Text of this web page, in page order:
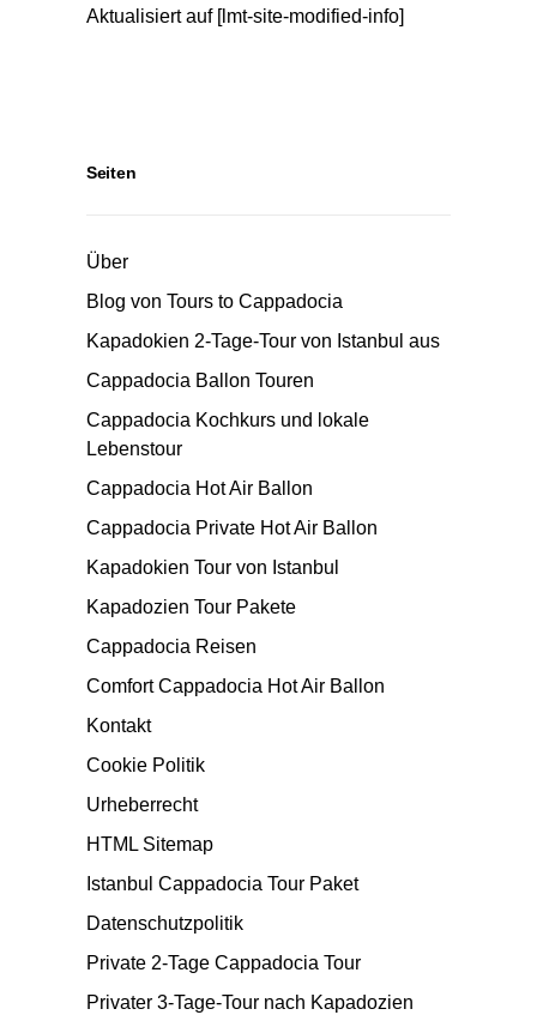
Aktualisiert auf [lmt-site-modified-info]
Seiten
Über
Blog von Tours to Cappadocia
Kapadokien 2-Tage-Tour von Istanbul aus
Cappadocia Ballon Touren
Cappadocia Kochkurs und lokale
Lebenstour
Cappadocia Hot Air Ballon
Cappadocia Private Hot Air Ballon
Kapadokien Tour von Istanbul
Kapadozien Tour Pakete
Cappadocia Reisen
Comfort Cappadocia Hot Air Ballon
Kontakt
Cookie Politik
Urheberrecht
HTML Sitemap
Istanbul Cappadocia Tour Paket
Datenschutzpolitik
Private 2-Tage Cappadocia Tour
Privater 3-Tage-Tour nach Kapadozien